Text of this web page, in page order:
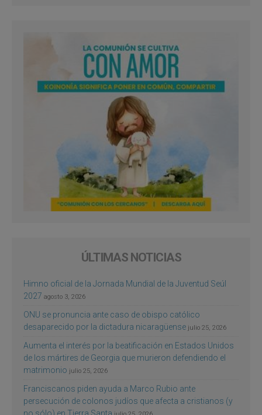
ÚLTIMAS NOTICIAS
Himno oficial de la Jornada Mundial de la Juventud Seúl
2027 agosto 3, 2026
ONU se pronuncia ante caso de obispo católico
desaparecido por la dictadura nicaragüense julio 25, 2026
Aumenta el interés por la beatificación en Estados Unidos
de los mártires de Georgia que murieron defendiendo el
matrimonio julio 25, 2026
Franciscanos piden ayuda a Marco Rubio ante
persecución de colonos judíos que afecta a cristianos (y